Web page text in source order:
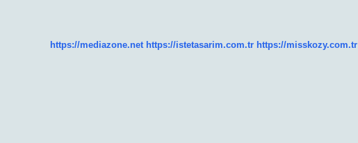
Ne
https://mediazone.net https://istetasarim.com.tr https://misskozy.com.tr